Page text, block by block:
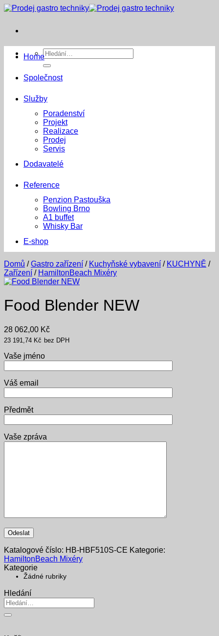
Přeskočit
Hledat:
Home
Společnost
Služby
Poradenství
Projekt
Realizace
Prodej
Servis
Dodavatelé
Reference
Penzion Pastouška
Bowling Brno
A1 buffet
Whisky Bar
E-shop
Domů / Gastro zařízení / Kuchyňské vybavení / KUCHYNĚ /
Zařízení / HamiltonBeach Mixéry
Food Blender NEW
28 062,00 Kč
23 191,74 Kč bez DPH
Vaše jméno
Váš email
Předmět
Vaše zpráva
Katalogové číslo: HB-HBF510S-CE Kategorie:
HamiltonBeach Mixéry
Kategorie
Žádné rubriky
Hledání
Hledat: